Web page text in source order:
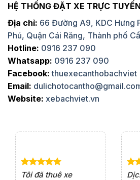
HỆ THỐNG ĐẶT XE TRỰC
Địa chỉ: 66 Đường A9, KDC Hưng
Phú, Quận Cái Răng, Thành phố
Hotline: 0916 237 090
Whatsapp: 0916 237 090
Facebook: thuexecanthobachviet
Email:
Website: xebachviet.vn
Dịch vụ cho thuê xe 7